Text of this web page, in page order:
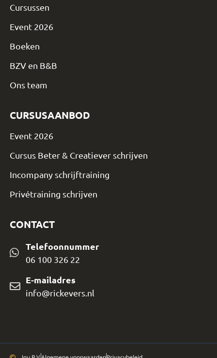
Cursussen
Event 2026
Boeken
BZV en B&B
Ons team
CURSUSAANBOD
Event 2026
Cursus Beter & Creatiever schrijven
Incompany schrijftraining
Privétraining schrijven
CONTACT
Telefoonnummer
06 100 326 22
E-mailadres
info@rickevers.nl